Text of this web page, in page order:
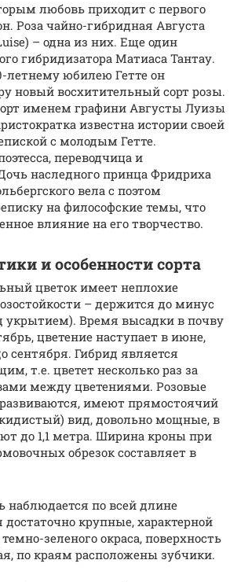
любовь приходит с первого
Роза чайно-гибридная Августа
– одна из них. Еще один
гибридизатора Матиаса Тантау.
летнему юбилею Гетте он
новый восхитительный сорт розы.
именем графини Августы Луизы
известна истории своей
с молодым Гетте.
переводчица и
наследного принца Фридриха
вела с поэтом
на философские темы, что
влияние на его творчество.
и особенности сорта
цветок имеет неплохие
– держится до минус
укрытием). Время высадки в почву
цветение наступает в июне,
сентября. Гибрид является
т.е. цветет несколько раз за
между цветениями. Розовые
имеют прямостоячий
вид, довольно мощные, в
до 1,1 метра. Ширина кроны при
обрезок составляет в
наблюдается по всей длине
достаточно крупные, характерной
зеленого окраса, поверхность
по краям расположены зубчики.